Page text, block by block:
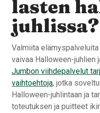
lasten
juhlissa?
Valmiita
vaivaa Halloween-juhlien
Jumbon viihdepalvelut
vaihtoehtoja, jotka
Halloween-juhlintaan ja
toteutuksen ja puitteet